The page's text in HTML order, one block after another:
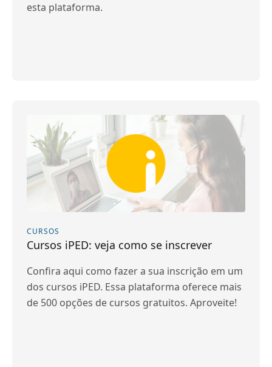
esta plataforma.
CURSOS
Cursos iPED: veja como se inscrever
Confira aqui como fazer a sua inscrição em um
dos cursos iPED. Essa plataforma oferece mais
de 500 opções de cursos gratuitos. Aproveite!